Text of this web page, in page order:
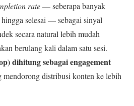
rate— seberapa banyak
selesai — sebagai sinyal
secara natural lebih mudah
berulang kali dalam satu sesi.
dihitung sebagai engagement
mendorong distribusi konten ke lebih